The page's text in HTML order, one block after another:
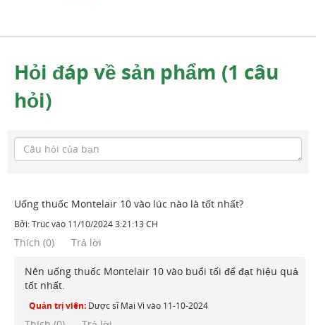
Hỏi đáp về sản phẩm (1 câu
hỏi)
Uống thuốc Montelair 10 vào lúc nào là tốt nhất?
Bởi:Trúcvào 11/10/2024 3:21:13 CH
Thích (0) Trả lời
Nên uống thuốc Montelair 10 vào buổi tối để đạt hiệu quả
tốt nhất.
Quản trị viên: Dược sĩ Mai Vi vào 11-10-2024